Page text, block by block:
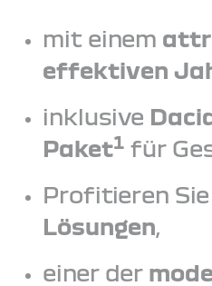
mit einem
effektiven
inklusive
Paket1 für
Profitieren Sie
Lösungen
einer der